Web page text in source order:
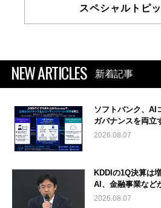
スペシャルトピ
NEW ARTICLES 新着記事
ソフトバンク、AI
ガバナンスを両立
2026.08.07
KDDIの1Q決算は
AI、金融事業など
2026.08.07